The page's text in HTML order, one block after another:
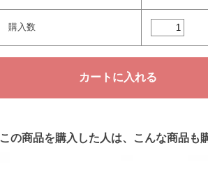
購入数
この商品を購入した人は、こんな商品も